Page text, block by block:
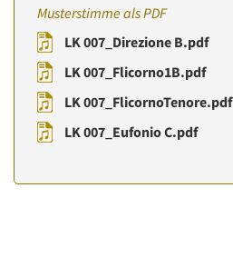
Musterstimme als PDF
LK 007_Direzione B.pdf
LK 007_Flicorno1B.pdf
LK 007_FlicornoTenore.pdf
LK 007_Eufonio C.pdf